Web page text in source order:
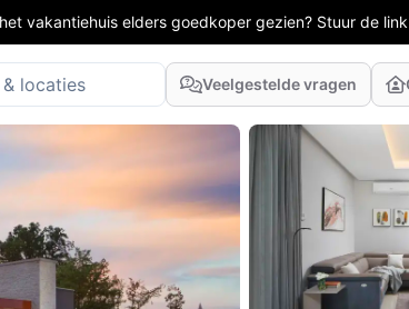
vakantiehuis elders goedkoper gezien? Stuur de
Veelgestelde vragen